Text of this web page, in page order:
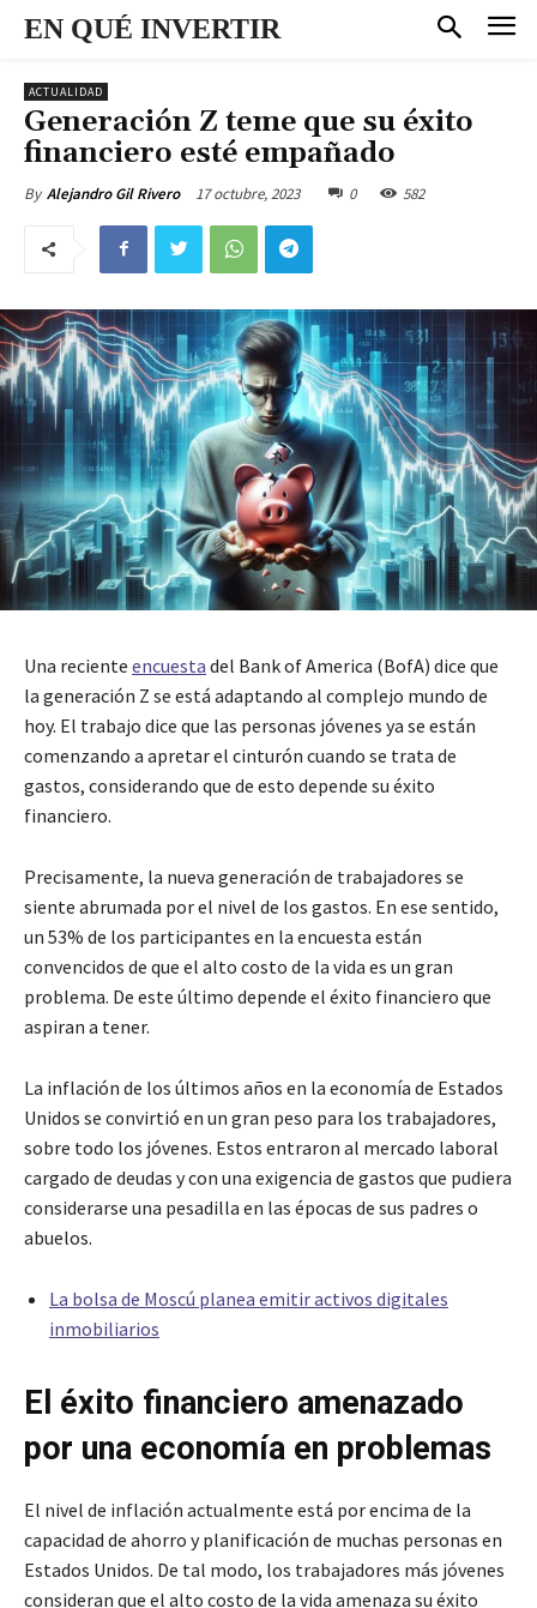
EN QUÉ INVERTIR
ACTUALIDAD
Generación Z teme que su éxito
financiero esté empañado
By Alejandro Gil Rivero 17 octubre, 2023 0 582
Una reciente encuesta del Bank of America (BofA) dice que
la generación Z se está adaptando al complejo mundo de
hoy. El trabajo dice que las personas jóvenes ya se están
comenzando a apretar el cinturón cuando se trata de
gastos, considerando que de esto depende su éxito
financiero.
Precisamente, la nueva generación de trabajadores se
siente abrumada por el nivel de los gastos. En ese sentido,
un 53% de los participantes en la encuesta están
convencidos de que el alto costo de la vida es un gran
problema. De este último depende el éxito financiero que
aspiran a tener.
La inflación de los últimos años en la economía de Estados
Unidos se convirtió en un gran peso para los trabajadores,
sobre todo los jóvenes. Estos entraron al mercado laboral
cargado de deudas y con una exigencia de gastos que pudiera
considerarse una pesadilla en las épocas de sus padres o
abuelos.
La bolsa de Moscú planea emitir activos digitales
inmobiliarios
El éxito financiero amenazado
por una economía en problemas
El nivel de inflación actualmente está por encima de la
capacidad de ahorro y planificación de muchas personas en
Estados Unidos. De tal modo, los trabajadores más jóvenes
consideran que el alto costo de la vida amenaza su éxito